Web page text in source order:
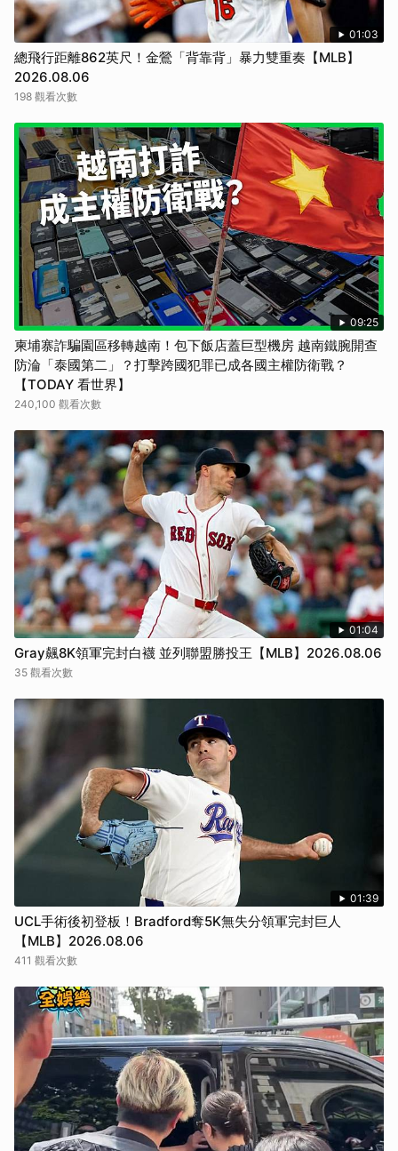
01:03
總飛行距離862英尺！金鶯「背靠背」暴力雙重奏【MLB】
2026.08.06
198 觀看次數
09:25
柬埔寨詐騙園區移轉越南！包下飯店蓋巨型機房 越南鐵腕開查
防淪「泰國第二」？打擊跨國犯罪已成各國主權防衛戰？
【TODAY 看世界】
240,100 觀看次數
01:04
Gray飆8K領軍完封白襪 並列聯盟勝投王【MLB】2026.08.06
35 觀看次數
01:39
UCL手術後初登板！Bradford奪5K無失分領軍完封巨人
【MLB】2026.08.06
411 觀看次數